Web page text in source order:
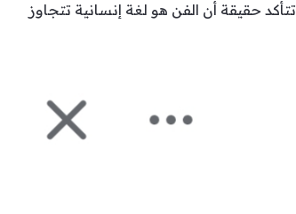
حقيقة أن الفن هو لغة إنسانية تتجاوز